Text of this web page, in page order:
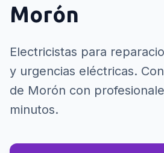
Morón
Electricistas para
y urgencias eléctricas.
de Morón con
minutos.